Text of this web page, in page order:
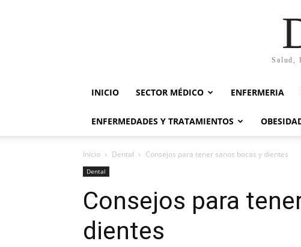
Salud,
INICIO SECTOR MÉDICO ENFERMERIA
ENFERMEDADES Y TRATAMIENTOS
Inicio Dental Consejos para tener sanos bocas y dientes
Dental
Consejos para
dientes